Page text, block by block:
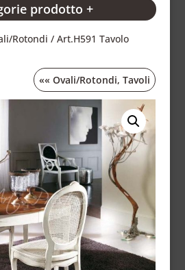
prodotto +
Rotondi / Art.H591 Tavolo
««Ovali/Rotondi,Tavoli